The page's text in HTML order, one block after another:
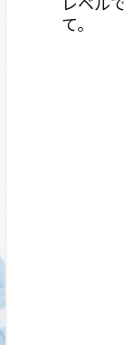
レベル
て。